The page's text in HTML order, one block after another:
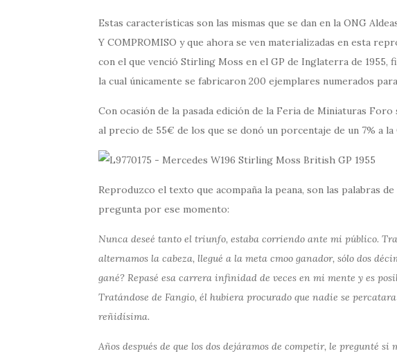
Estas características son las mismas que se dan en la ONG
Y COMPROMISO y que ahora se ven materializadas en esta
con el que venció Stirling Moss en el GP de Inglaterra de
la cual únicamente se fabricaron 200 ejemplares numerados
Con ocasión de la pasada edición de la Feria de Miniaturas
al precio de 55€ de los que se donó un porcentaje de un 7% a la
Reproduzco el texto que acompaña la peana, son las palabras de
pregunta por ese momento:
Nunca deseé tanto el triunfo, estaba corriendo ante mi público.
alternamos la cabeza, llegué a la meta cmoo ganador, sólo dos
gané? Repasé esa carrera infinidad de veces en mi mente y es
Tratándose de Fangio, él hubiera procurado que nadie se
reñidísima.
Años después de que los dos dejáramos de competir, le pregunté